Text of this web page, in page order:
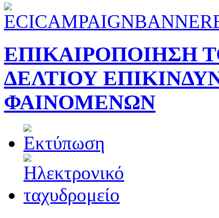
ΕΠΙΚΑΙΡΟΠΟΙΗΣΗ
ΔΕΛΤΙΟΥ
ΦΑΙΝΟΜΕΝΩΝ